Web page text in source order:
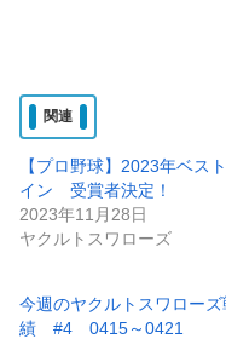
み
中…
関連
【プロ野球】2023年ベス
イン 受賞者決定！
2023年11月28日
ヤクルトスワローズ
今週のヤクルトスワローズ
績 #4 0415～0421